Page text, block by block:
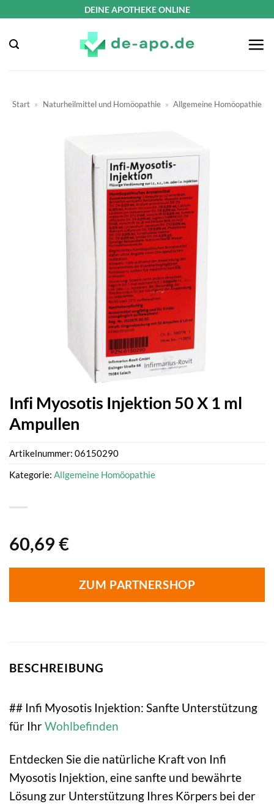
springen
DEINE APOTHEKE ONLINE
Start » Naturheilmittel und Homöopathie » Allgemeine Homöopathie
Infi Myosotis Injektion 50 X 1 ml
Ampullen
60,69 €
ZUM PARTNERSHOP
Artikelnummer: 06150290
Kategorie: Allgemeine Homöopathie
BESCHREIBUNG
## Infi Myosotis Injektion: Sanfte Unterstützung
für IhrWohlbefinden
Entdecken Sie die natürliche Kraft von Infi
Myosotis Injektion, eine sanfte und bewährte
Lösung zur Unterstützung Ihres Körpers bei der